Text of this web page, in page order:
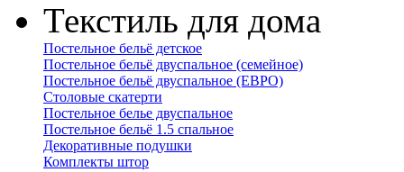
Текстиль для дома
Постельное бельё детское
Постельное бельё двуспальное (семейное)
Постельное бельё двуспальное (ЕВРО)
Столовые скатерти
Постельное белье двуспальное
Постельное бельё 1.5 спальное
Декоративные подушки
Комплекты штор